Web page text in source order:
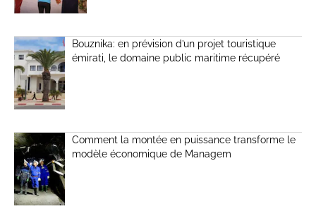
Bouznika: en prévision d’un projet touristique
émirati, le domaine public maritime récupéré
Comment la montée en puissance transforme le
modèle économique de Managem